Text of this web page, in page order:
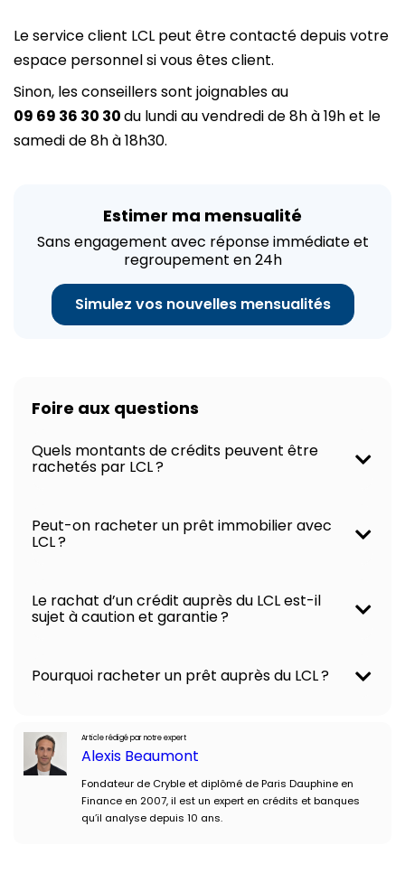
Le service client LCL peut être contacté depuis votre
espace personnel si vous êtes client.
Sinon, les conseillers sont joignables au
09 69 36 30 30du lundi au vendredi de 8h à 19h et le
samedi de 8h à 18h30.
Estimer ma mensualité
Sans engagement avec réponse immédiate et
regroupement en 24h
Simulez vos nouvelles mensualités
Foire aux questions
Quels montants de crédits peuvent être
rachetés par LCL ?
Peut-on racheter un prêt immobilier avec
LCL ?
Le rachat d’un crédit auprès du LCL est-il
sujet à caution et garantie ?
Pourquoi racheter un prêt auprès du LCL ?
Article rédigé par notre expert
Alexis Beaumont
Fondateur de Cryble et diplômé de Paris Dauphine en
Finance en 2007, il est un expert en crédits et banques
qu’il analyse depuis 10 ans.